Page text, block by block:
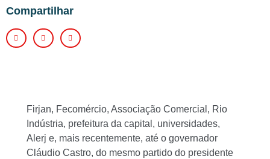
Compartilhar
Firjan, Fecomércio, Associação Comercial, Rio
Indústria, prefeitura da capital, universidades,
Alerj e, mais recentemente, até o governador
Cláudio Castro, do mesmo partido do presidente